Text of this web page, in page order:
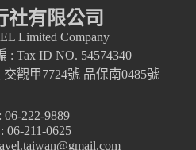
社有限公司
Limited Company
: Tax ID NO. 54574340
觀甲7724號 品保南0485號
06-222-9889
06-211-0625